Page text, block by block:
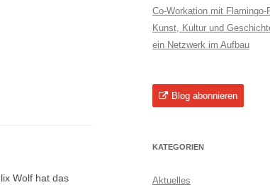
Wolf hat das
Co-Workation mit Flamingo-
Kunst, Kultur und
ein Netzwerk im Aufbau
Blog abonnieren
KATEGORIEN
Aktuelles